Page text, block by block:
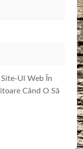
Ul Web În
Când O Să